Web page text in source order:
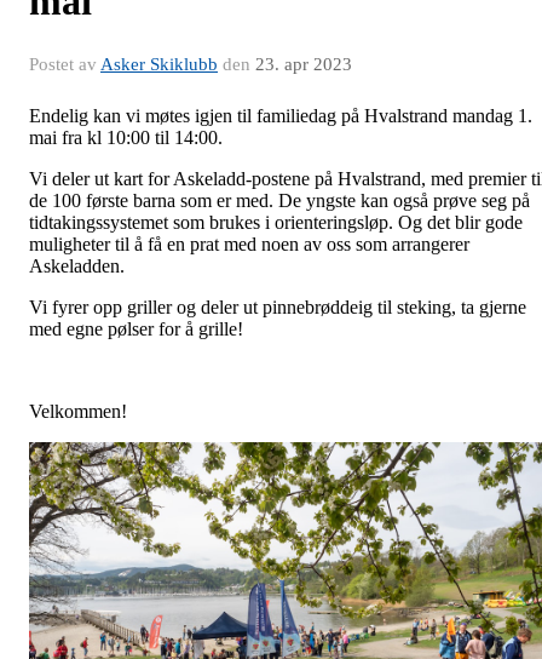
Postet av Asker Skiklubb den 23. apr 2023
Endelig kan vi møtes igjen til familiedag på Hvalstrand mandag 1.
mai fra kl 10:00 til 14:00.
Vi deler ut kart for Askeladd-postene på Hvalstrand, med premier
de 100 første barna som er med. De yngste kan også prøve seg på
tidtakingssystemet som brukes i orienteringsløp. Og det blir gode
muligheter til å få en prat med noen av oss som arrangerer
Askeladden.
Vi fyrer opp griller og deler ut pinnebrøddeig til steking, ta gjerne
med egne pølser for å grille!
Velkommen!